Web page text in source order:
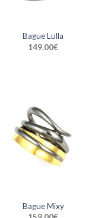
Bague Lulla
149.00€
Bague Mixy